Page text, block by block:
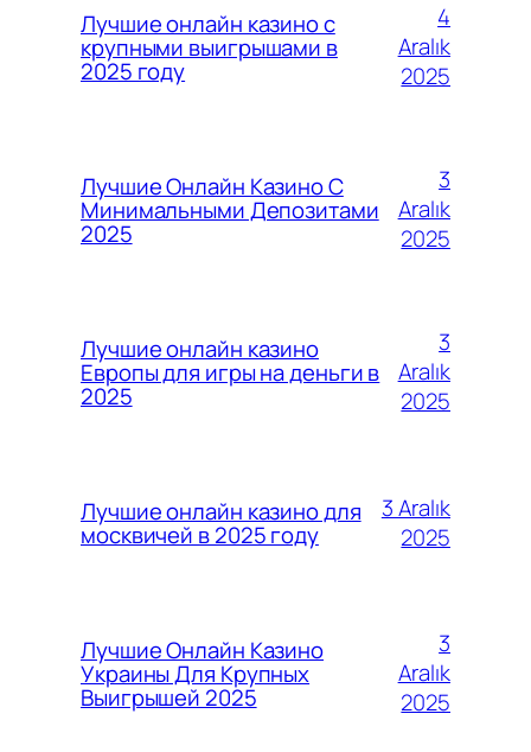
Лучшие онлайн казино с
крупными выигрышами в
2025 году
4
Aralık
2025
Лучшие Онлайн Казино С
Минимальными Депозитами
2025
3
Aralık
2025
Лучшие онлайн казино
Европы для игры на деньги в
2025
3
Aralık
2025
Лучшие онлайн казино для
москвичей в 2025 году
3 Aralık
2025
Лучшие Онлайн Казино
Украины Для Крупных
Выигрышей 2025
3
Aralık
2025